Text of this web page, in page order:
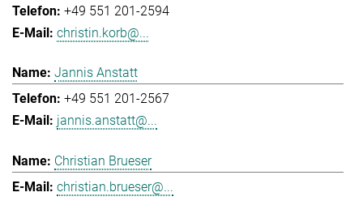
+49 551 201-2594
christin.korb@...
Jannis Anstatt
+49 551 201-2567
jannis.anstatt@...
Christian Brueser
christian.brueser@...